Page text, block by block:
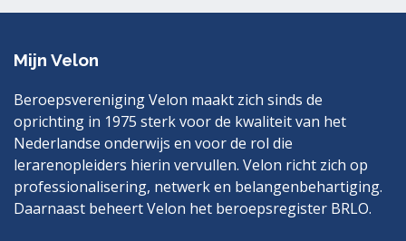
Mijn Velon
Beroepsvereniging Velon maakt zich sinds de
oprichting in 1975 sterk voor de kwaliteit van het
Nederlandse onderwijs en voor de rol die
lerarenopleiders hierin vervullen. Velon richt zich op
professionalisering, netwerk en belangenbehartiging.
Daarnaast beheert Velon het beroepsregister BRLO.